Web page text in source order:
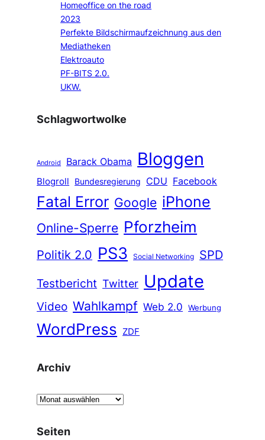
Homeoffice on the road
2023
Perfekte Bildschirmaufzeichnung aus den
Mediatheken
Elektroauto
PF-BITS 2.0.
UKW.
Schlagwortwolke
Android Barack Obama Bloggen
Blogroll Bundesregierung CDU Facebook
Fatal Error Google iPhone
Online-Sperre Pforzheim
Politik 2.0 PS3 Social Networking
SPD
Testbericht Twitter Update
Video Wahlkampf Web 2.0 Werbung
WordPress ZDF
Archiv
A
c
Seiten